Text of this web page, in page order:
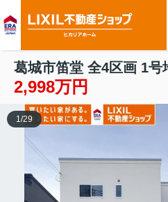
葛城市笛堂 全4区画 1号
2,998万円
1 /29